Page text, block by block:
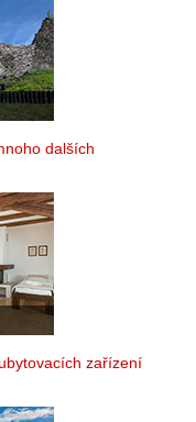
dalších
zařízení